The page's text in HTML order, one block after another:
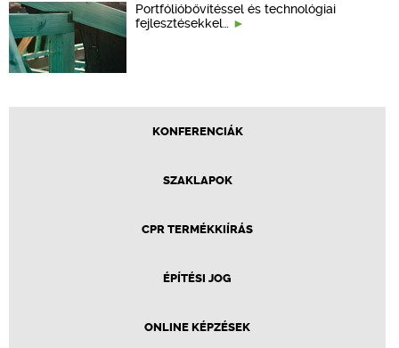
Portfólióbővítéssel és technológiai
fejlesztésekkel…
KONFERENCIÁK
SZAKLAPOK
CPR TERMÉKKIÍRÁS
ÉPÍTÉSI JOG
ONLINE KÉPZÉSEK